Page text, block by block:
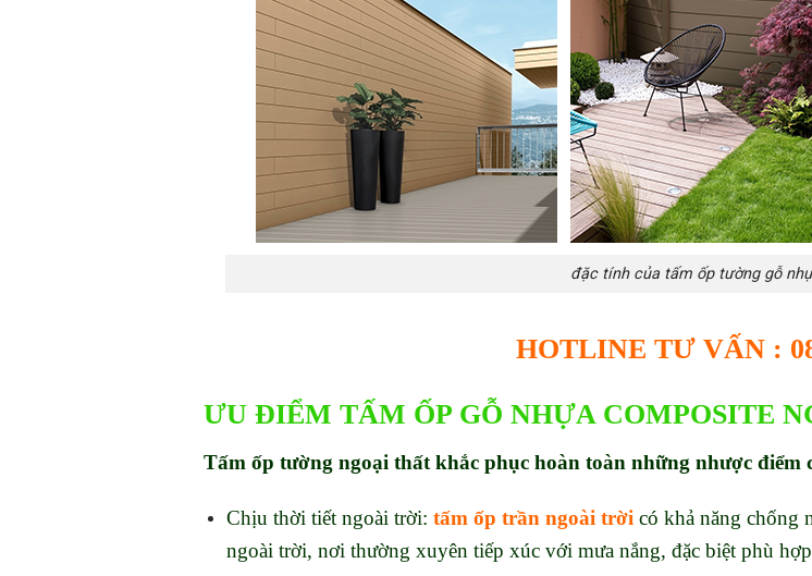
đặc tính của tấm ốp tường gỗ
HOTLINE TƯ VẤN :
ƯU ĐIỂM TẤM ỐPGỖ NHỰA COMPOSITE
Tấm ốp tường ngoại thất khắc phục hoàn toàn những nhược điểm
Chịu thời tiết ngoài trời: tấm ốp trần ngoài trời có khả năng chống
ngoài trời, nơi thường xuyên tiếp xúc với mưa nắng, đặc biệt phù